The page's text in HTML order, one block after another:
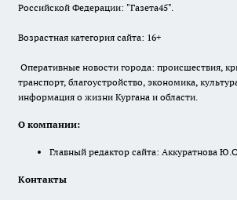
Российской Федерации: "Газета45".
Возрастная категория сайта: 16+
Оперативные новости города: происшествия,
транспорт, благоустройство, экономика,
информация о жизни Кургана и области.
О компании:
Главный редактор сайта: Аккуратнова
Контакты